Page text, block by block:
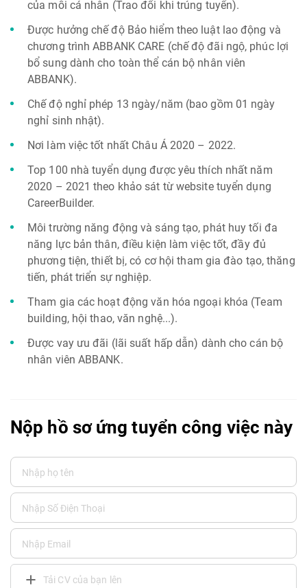
của mỗi cá nhân (Trao đổi khi trúng tuyển).
Được hưởng chế độ Bảo hiểm theo luật lao động và
chương trình ABBANK CARE (chế độ đãi ngộ, phúc lợi
bổ sung dành cho toàn thể cán bộ nhân viên
ABBANK).
Chế độ nghỉ phép 13 ngày/năm (bao gồm 01 ngày
nghỉ sinh nhật).
Nơi làm việc tốt nhất Châu Á 2020 – 2022.
Top 100 nhà tuyển dụng được yêu thích nhất năm
2020 – 2021 theo khảo sát từ website tuyển dụng
CareerBuilder.
Môi trường năng động và sáng tạo, phát huy tối đa
năng lực bản thân, điều kiện làm việc tốt, đầy đủ
phương tiện, thiết bị, có cơ hội tham gia đào tạo, thăng
tiến, phát triển sự nghiệp.
Tham gia các hoạt động văn hóa ngoại khóa (Team
building, hội thao, văn nghệ...).
Được vay ưu đãi (lãi suất hấp dẫn) dành cho cán bộ
nhân viên ABBANK.
Nộp hồ sơ ứng tuyển công việc này
Tải CV của bạn lên